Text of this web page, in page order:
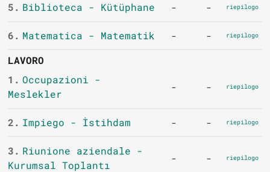
5. Biblioteca - Kütüphane - - riepilogo
6. Matematica - Matematik - - riepilogo
LAVORO
1. Occupazioni -
Meslekler
- - riepilogo
2. Impiego - İstihdam - - riepilogo
3. Riunione aziendale -
Kurumsal Toplantı
- - riepilogo